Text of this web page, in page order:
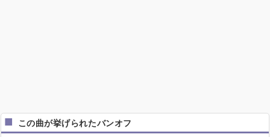
この曲が挙げられたバンオフ